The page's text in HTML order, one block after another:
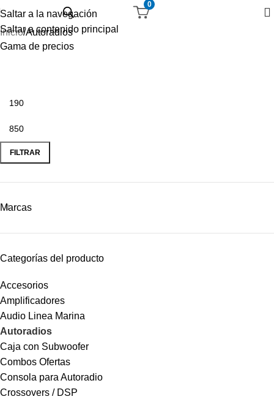
Saltar a la navegación
Saltar a contenido principal
0
Inicio Autoradios
Gama de precios
FILTRAR
Marcas
Categorías del producto
Accesorios
Amplificadores
Audio Linea Marina
Autoradios
Caja con Subwoofer
Combos Ofertas
Consola para Autoradio
Crossovers / DSP